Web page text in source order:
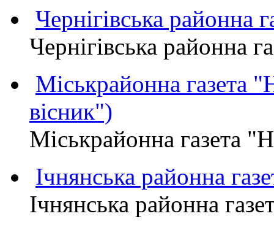
Чернігівська
Чернігівська
Міськрайонна
вісник")
Міськрайонна газета
Ічнянська районна
Ічнянська районна